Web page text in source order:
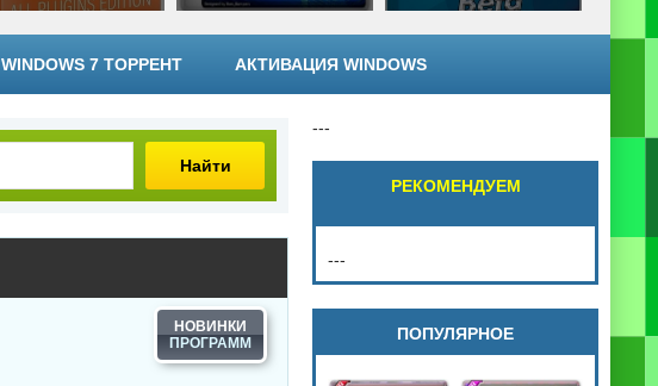
WINDOWS 7 ТОРРЕНТ АКТИВАЦИЯ WINDOWS
Найти
НОВИНКИ
---
РЕКОМЕНДУЕМ
---
ПОПУЛЯРНОЕ